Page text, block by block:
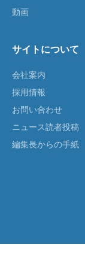
動画
サイトについて
会社案内
採用情報
お問い合わせ
ニュース読者投稿
編集長からの手紙